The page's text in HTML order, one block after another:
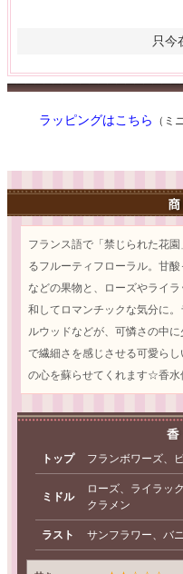
只今
ラッピングはこちら （ミ
フランス語で「禁じられた花
るフルーティフローラル。甘
などの果物と、ローズやライ
和してロマンチックな気分に
ルウッドなどが、可憐さの中
で繊細さを感じさせる可愛ら
の心を蘇らせてくれます☆香水
トップ フランボワーズ、
ミドル
ローズ、ライラッ
クラメン
ラスト サンフラワー、バ